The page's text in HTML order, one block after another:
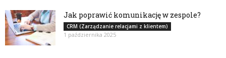
Jak poprawić komunikację w zespole?
CRM (Zarządzanie relacjami z klientem)
1 października 2025